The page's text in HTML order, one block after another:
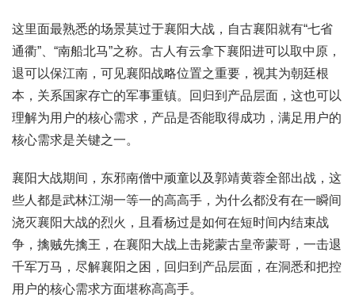
这里面最熟悉的场景莫过于襄阳大战，自古襄阳就有“七省
通衢”、“南船北马”之称。古人有云拿下襄阳进可以取中原，
退可以保江南，可见襄阳战略位置之重要，视其为朝廷根
本，关系国家存亡的军事重镇。回归到产品层面，这也可以
理解为用户的核心需求，产品是否能取得成功，满足用户的
核心需求是关键之一。
襄阳大战期间，东邪南僧中顽童以及郭靖黄蓉全部出战，这
些人都是武林江湖一等一的高高手，为什么都没有在一瞬间
浇灭襄阳大战的烈火，且看杨过是如何在短时间内结束战
争，擒贼先擒王，在襄阳大战上击毙蒙古皇帝蒙哥，一击退
千军万马，尽解襄阳之困，回归到产品层面，在洞悉和把控
用户的核心需求方面堪称高高手。